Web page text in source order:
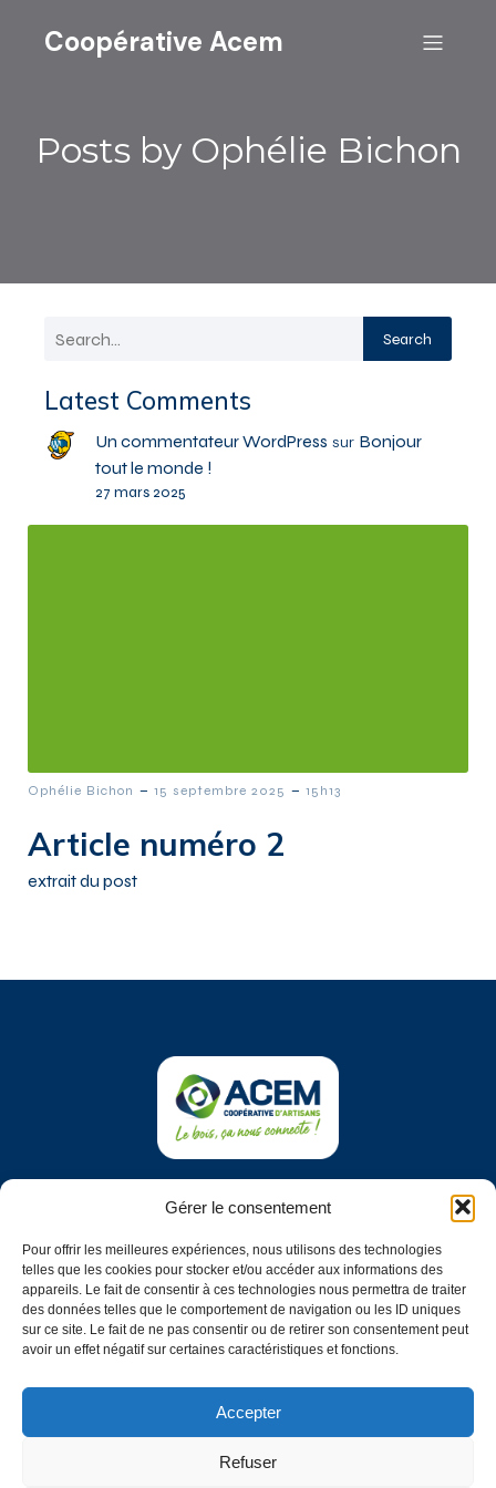
Gérer le consentement
Pour offrir les meilleures expériences, nous utilisons des technologies
telles que les cookies pour stocker et/ou accéder aux informations des
appareils. Le fait de consentir à ces technologies nous permettra de traiter
des données telles que le comportement de navigation ou les ID uniques
sur ce site. Le fait de ne pas consentir ou de retirer son consentement peut
avoir un effet négatif sur certaines caractéristiques et fonctions.
Accepter
Refuser
Coopérative Acem
Posts by Ophélie Bichon
Search
Latest Comments
Un commentateur WordPress sur Bonjour
tout le monde !
27 mars 2025
Ophélie Bichon - 15 septembre 2025 - 15h13
Article numéro 2
extrait du post
Impasse du vieil étang
NOUS CONTACTER
SUIVEZ-NOUS
sur les réseaux sociaux !